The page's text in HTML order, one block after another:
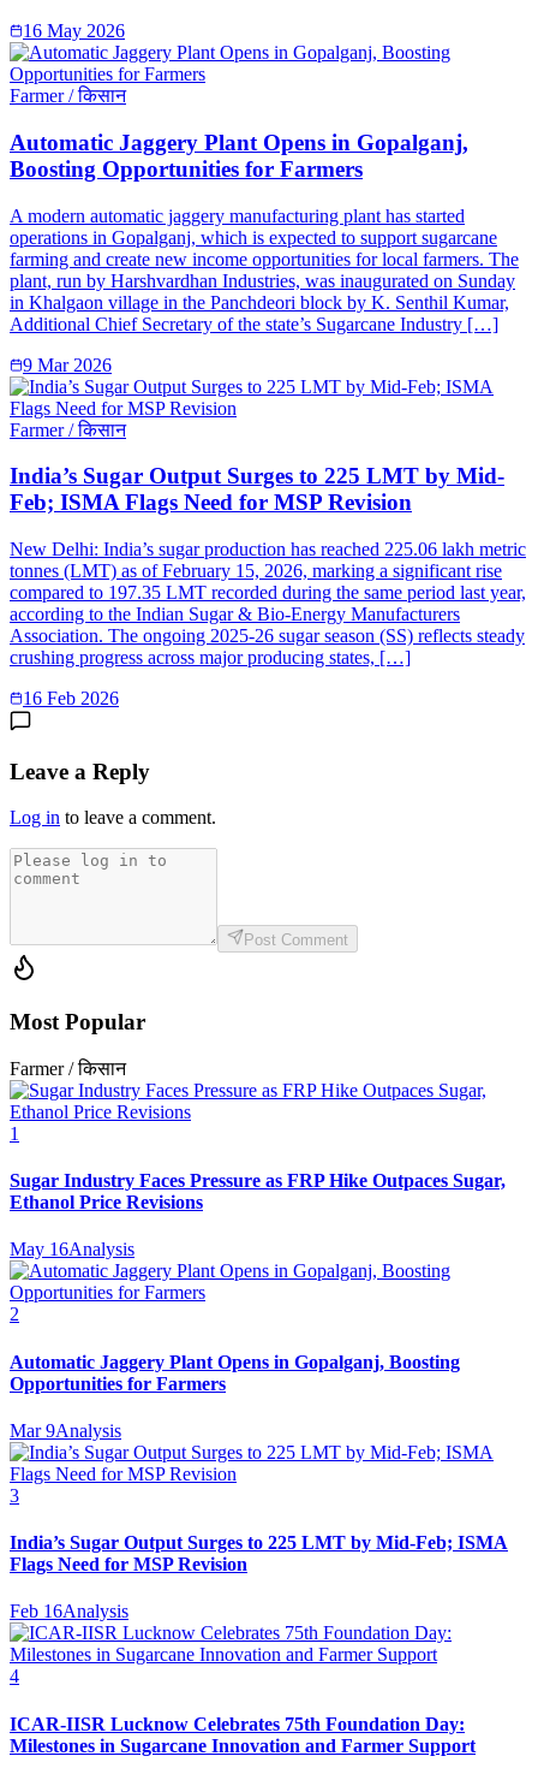
16 May 2026
Farmer / किसान
Automatic Jaggery Plant Opens in Gopalganj,
Boosting Opportunities for Farmers
A modern automatic jaggery manufacturing plant has started
operations in Gopalganj, which is expected to support sugarcane
farming and create new income opportunities for local farmers. The
plant, run by Harshvardhan Industries, was inaugurated on Sunday
in Khalgaon village in the Panchdeori block by K. Senthil Kumar,
Additional Chief Secretary of the state’s Sugarcane Industry […]
9 Mar 2026
Farmer / किसान
India’s Sugar Output Surges to 225 LMT by Mid-
Feb; ISMA Flags Need for MSP Revision
New Delhi: India’s sugar production has reached 225.06 lakh metric
tonnes (LMT) as of February 15, 2026, marking a significant rise
compared to 197.35 LMT recorded during the same period last year,
according to the Indian Sugar & Bio-Energy Manufacturers
Association. The ongoing 2025-26 sugar season (SS) reflects steady
crushing progress across major producing states, […]
16 Feb 2026
Leave a Reply
Log in to leave a comment.
Post Comment
Most Popular
Farmer / किसान
1
Sugar Industry Faces Pressure as FRP Hike Outpaces Sugar,
Ethanol Price Revisions
May 16Analysis
2
Automatic Jaggery Plant Opens in Gopalganj, Boosting
Opportunities for Farmers
Mar 9Analysis
3
India’s Sugar Output Surges to 225 LMT by Mid-Feb; ISMA
Flags Need for MSP Revision
Feb 16Analysis
4
ICAR-IISR Lucknow Celebrates 75th Foundation Day:
Milestones in Sugarcane Innovation and Farmer Support